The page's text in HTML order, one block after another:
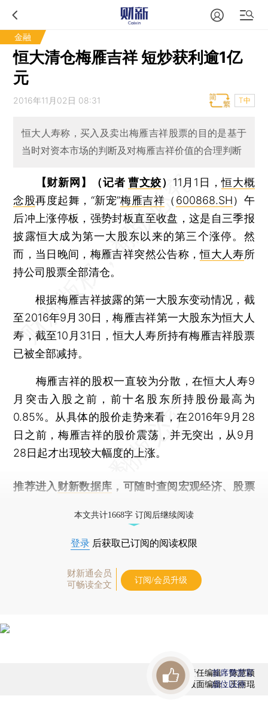
金融
恒大清仓梅雁吉祥 短炒获利逾1亿
元
2016年11月02日 08:31 T中
恒大人寿称，买入及卖出梅雁吉祥股票的目的是基于
当时对资本市场的判断及对梅雁吉祥价值的合理判断
【财新网】（记者曹文姣） 11月1日，恒大概
念股再度起舞，“新宠”梅雁吉祥 （ 600868.SH）午
后冲上涨停板，强势封板直至收盘，这是自三季报
披露恒大成为第一大股东以来的第三个涨停。然
而，当日晚间，梅雁吉祥突然公告称，恒大人寿所
持公司股票全部清仓。
根据梅雁吉祥披露的第一大股东变动情况，截
至2016年9月30日，梅雁吉祥第一大股东为恒大人
寿，截至10月31日，恒大人寿所持有梅雁吉祥股票
已被全部减持。
梅雁吉祥的股权一直较为分散，在恒大人寿9
月突击入股之前，前十名股东所持股份最高为
0.85%。从具体的股价走势来看，在2016年9月28
日之前，梅雁吉祥的股价震荡，并无突出，从9月
28日起才出现较大幅度的上涨。
推荐进入 财新数据库 ，可随时查阅宏观经济、股票
本文共计1668字 订阅后继续阅读
登录 后获取已订阅的阅读权限
财新通会员
可畅读全文
订阅/会员升级
责任编辑：陈慧颖
版面编辑：王丽琨
首席赞赏官
虚位以待